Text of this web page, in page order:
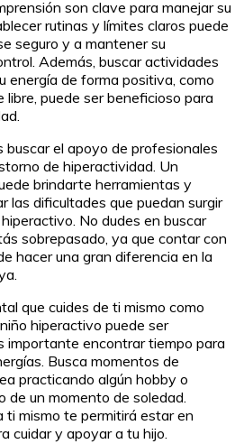
son clave para manejar su
rutinas y límites claros puede
seguro y a mantener su
Además, buscar actividades
energía de forma positiva, como
libre, puede ser beneficioso para
el apoyo de profesionales
de hiperactividad. Un
brindarte herramientas y
las dificultades que puedan surgir
No dudes en buscar
sobrepasado, ya que contar con
hacer una gran diferencia en la
que cuides de ti mismo como
hiperactivo puede ser
importante encontrar tiempo para
Busca momentos de
practicando algún hobby o
de un momento de soledad.
ti mismo te permitirá estar en
cuidar y apoyar a tu hijo.